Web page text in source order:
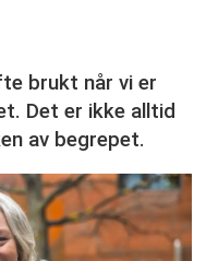
brukt når vi er
Det er ikke alltid
av begrepet.